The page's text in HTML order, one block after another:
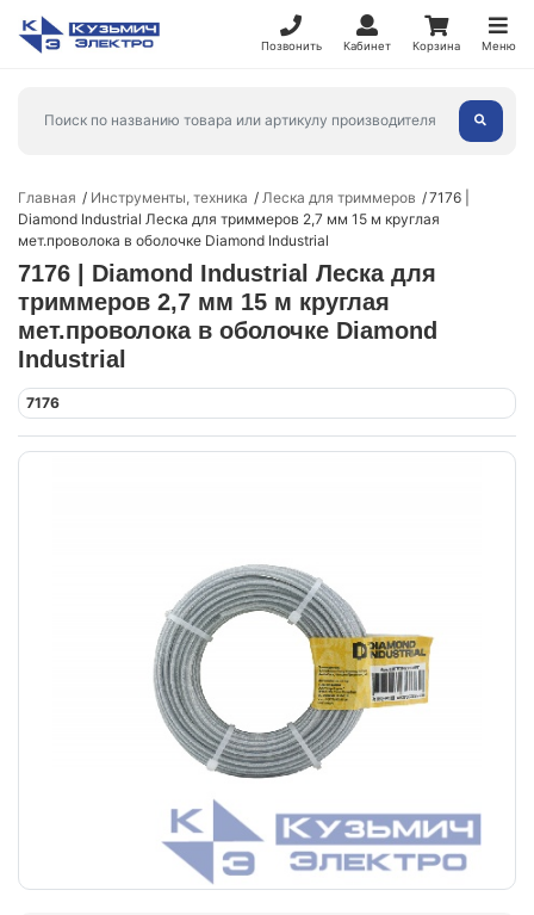
Позвонить Кабинет Корзина Меню
Главная Инструменты, техника Леска для триммеров
7176 |
Diamond Industrial Леска для триммеров 2,7 мм 15 м круглая
мет.проволока в оболочке Diamond Industrial
7176 | Diamond Industrial Леска для
триммеров 2,7 мм 15 м круглая
мет.проволока в оболочке Diamond
Industrial
7176